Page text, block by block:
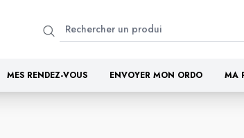
MES RENDEZ-VOUS ENVOYER MON ORDO MA